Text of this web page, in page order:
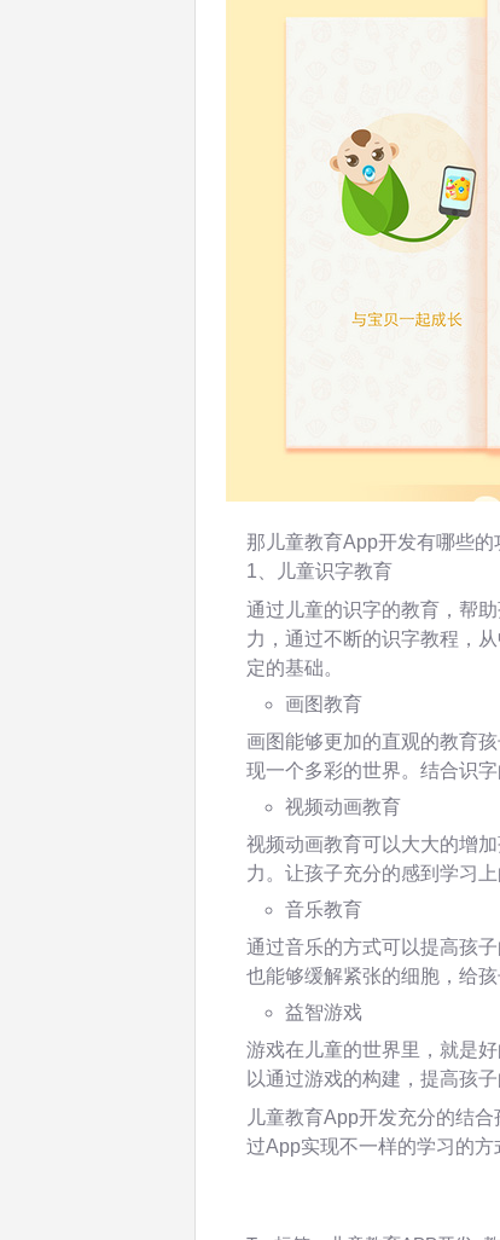
那儿童教育App开发有哪些的
1、儿童识字教育
通过儿童的识字的教育，帮
力，通过不断的识字教程，
定的基础。
画图教育
画图能够更加的直观的教育
现一个多彩的世界。结合识
视频动画教育
视频动画教育可以大大的增
力。让孩子充分的感到学习上
音乐教育
通过音乐的方式可以提高孩
也能够缓解紧张的细胞，给孩
益智游戏
游戏在儿童的世界里，就是
以通过游戏的构建，提高孩
儿童教育App开发充分的结
过App实现不一样的学习的方